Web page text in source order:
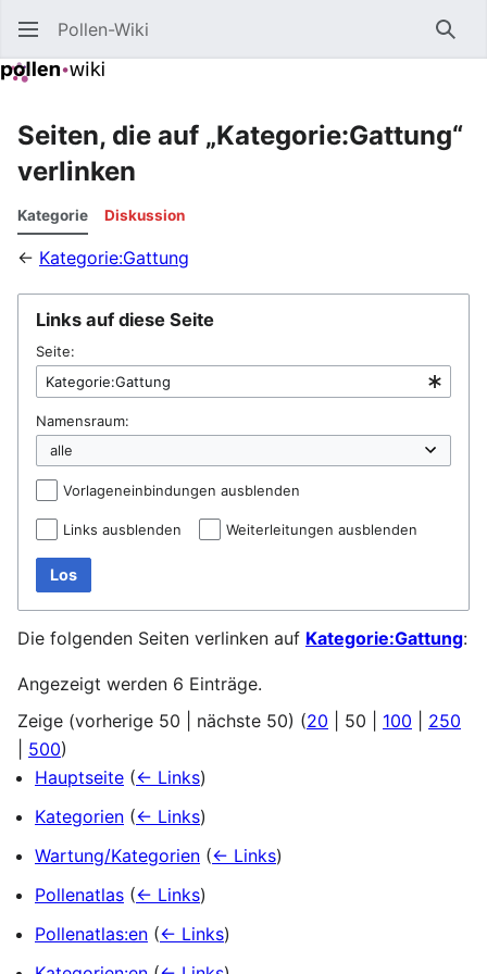
Pollen-Wiki
Seiten, die auf „Kategorie:Gattung“
verlinken
Kategorie Diskussion
← Kategorie:Gattung
Links auf diese Seite
Seite:
Namensraum:
Vorlageneinbindungen ausblenden
Links ausblenden Weiterleitungen ausblenden
Los
Die folgenden Seiten verlinken auf Kategorie:Gattung:
Angezeigt werden 6 Einträge.
Zeige (vorherige 50 nächste 50) (20 50 100
250
500)
Hauptseite (← Links)
Kategorien (← Links)
Wartung/Kategorien (← Links)
Pollenatlas (← Links)
Pollenatlas:en (← Links)